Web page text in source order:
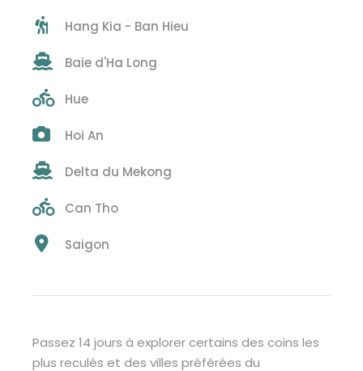
Hang Kia - Ban Hieu
Baie d'Ha Long
Hue
Hoi An
Delta du Mekong
Can Tho
Saigon
Passez 14 jours à explorer certains des coins les
plus reculés et des villes préférées du